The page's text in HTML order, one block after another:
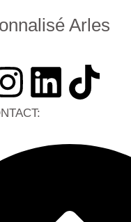
Arles